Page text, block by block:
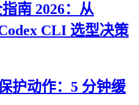
南 2026：从
CLI 选型决策
护动作：5 分钟缓